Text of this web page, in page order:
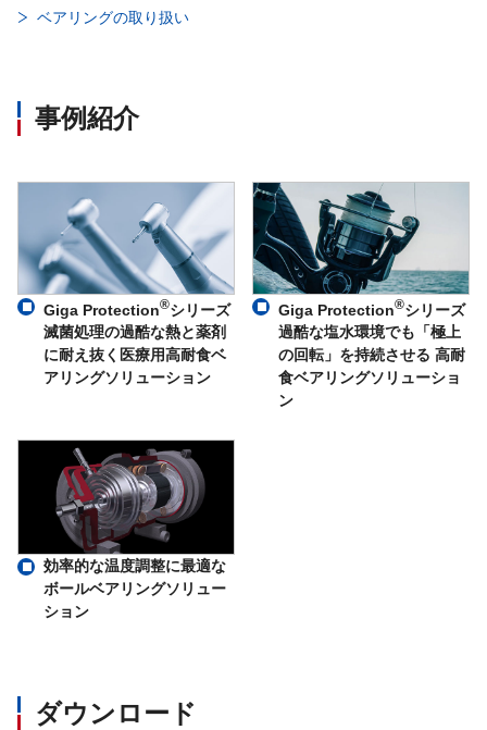
ベアリングの取り扱い
事例紹介
Giga Protection®シリーズ
滅菌処理の過酷な熱と薬剤
に耐え抜く医療用高耐食ベ
アリングソリューション
Giga Protection®シリーズ
過酷な塩水環境でも「極上
の回転」を持続させる 高耐
食ベアリングソリューショ
ン
効率的な温度調整に最適な
ボールベアリングソリュー
ション
ダウンロード